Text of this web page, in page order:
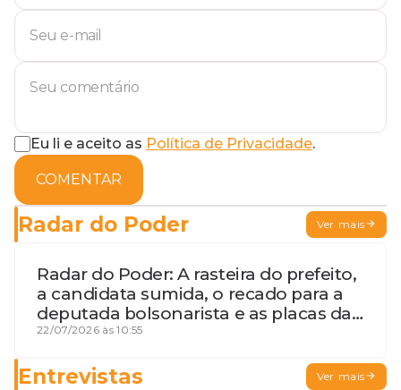
Eu li e aceito as Política de Privacidade.
COMENTAR
Radar do Poder Ver mais
Radar do Poder: A rasteira do prefeito,
a candidata sumida, o recado para a
deputada bolsonarista e as placas da
discórdia
22/07/2026 às 10:55
Entrevistas Ver mais